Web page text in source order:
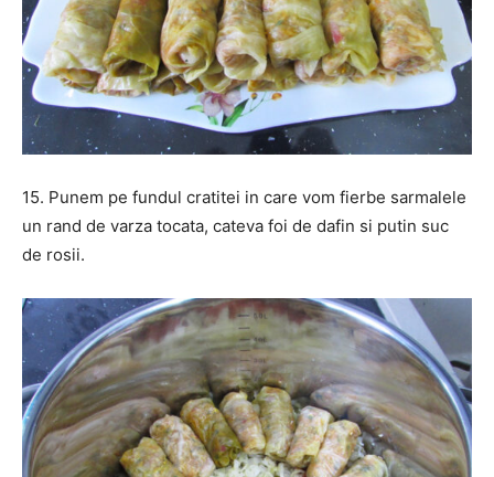
15. Punem pe fundul cratitei in care vom fierbe sarmalele
un rand de varza tocata, cateva foi de dafin si putin suc
de rosii.